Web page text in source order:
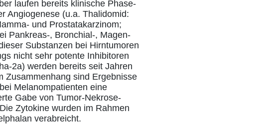
laufen bereits klinische Phase-
Angiogenese (u.a. Thalidomid:
und Prostatakarzinom;
Pankreas-, Bronchial-, Magen-
Substanzen bei Hirntumoren
nicht sehr potente Inhibitoren
2a) werden bereits seit Jahren
Zusammenhang sind Ergebnisse
Melanompatienten eine
Gabe von Tumor-Nekrose-
Zytokine wurden im Rahmen
verabreicht.